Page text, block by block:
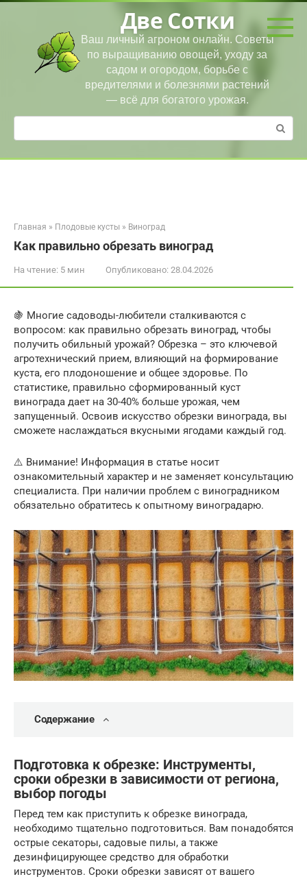
Перейти
Две Сотки
Ваш личный агроном онлайн. Советы
по выращиванию овощей, уходу за
садом и огородом, борьбе с
вредителями и болезнями растений
— всё для богатого урожая.
Поиск:
Главная » Плодовые кусты » Виноград
Как правильно обрезать виноград
На чтение: 5 мин Опубликовано: 28.04.2026
🍇 Многие садоводы-любители сталкиваются с
вопросом: как правильно обрезать виноград, чтобы
получить обильный урожай? Обрезка – это ключевой
агротехнический прием, влияющий на формирование
куста, его плодоношение и общее здоровье. По
статистике, правильно сформированный куст
винограда дает на 30-40% больше урожая, чем
запущенный. Освоив искусство обрезки винограда, вы
сможете наслаждаться вкусными ягодами каждый год.
⚠️ Внимание! Информация в статье носит
ознакомительный характер и не заменяет консультацию
специалиста. При наличии проблем с виноградником
обязательно обратитесь к опытному виноградарю.
Содержание
Подготовка к обрезке: Инструменты,
сроки обрезки в зависимости от региона,
выбор погоды
Перед тем как приступить к обрезке винограда,
необходимо тщательно подготовиться. Вам понадобятся
острые секаторы, садовые пилы, а также
дезинфицирующее средство для обработки
инструментов. Сроки обрезки зависят от вашего